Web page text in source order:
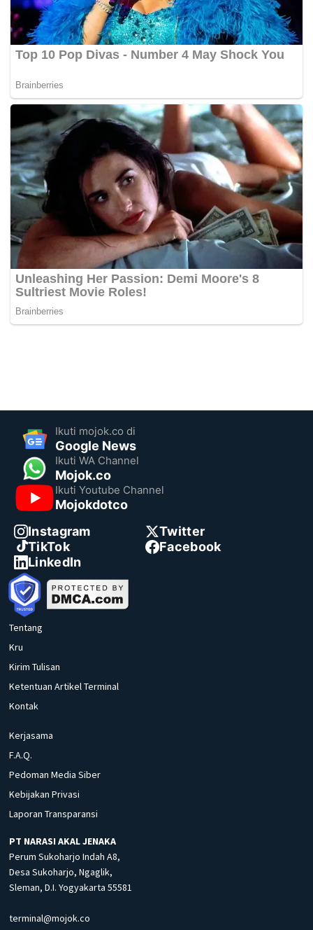
Ikuti mojok.co di
Google News
Ikuti WA Channel
Mojok.co
Ikuti Youtube Channel
Mojokdotco
Instagram
Twitter
TikTok
Facebook
LinkedIn
Tentang
Kru
Kirim Tulisan
Ketentuan Artikel Terminal
Kontak
Kerjasama
F.A.Q.
Pedoman Media Siber
Kebijakan Privasi
Laporan Transparansi
PT NARASI AKAL JENAKA
Perum Sukoharjo Indah A8,
Desa Sukoharjo, Ngaglik,
Sleman, D.I. Yogyakarta 55581
terminal@mojok.co